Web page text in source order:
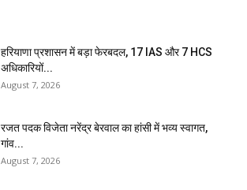
हरियाणा प्रशासन में बड़ा फेरबदल, 17 IAS और 7 HCS
अधिकारियों...
August 7, 2026
रजत पदक विजेता नरेंद्र बेरवाल का हांसी में भव्य स्वागत,
गांव...
August 7, 2026